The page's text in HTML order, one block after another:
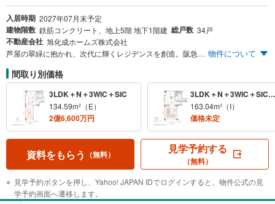
入居時期 2027年07月末予定
建物階数 鉄筋コンクリート、地上5階 地下1階建 総戸数 34戸
不動産会社 旭化成ホームズ株式会社
芦屋の翠緑に抱かれ、次代に輝くレジデンスを創造。阪急神戸線「芦屋川」駅徒歩8分（南出口・約610m） JR神戸線「芦屋」駅徒歩10分（北出口・約740m） 芦屋川沿い、南面には約2,000m²の前田公園 公園・南向き住戸100m²台～最上階160m²台※1 平均専有面積約98m²※2 愛車を守る地下平面駐車場 プライバシーに配慮した内廊下設計 ※1公園・南向き住戸の面積となります。 ※2総専有面積3,333.80m²を総戸数34戸で割った平均面積。 物件について
間取り別価格
3LDK＋N＋3WIC＋SIC
134.59m²（E）
2億6,600万円
3LDK＋N＋3WIC＋SIC＋AB
163.04m²（I）
価格未定
資料をもらう （無料） 見学予約する
（無料）
見学予約ボタンを押し、Yahoo! JAPAN IDでログインすると、物件公式の見
学予約画面へ遷移します。